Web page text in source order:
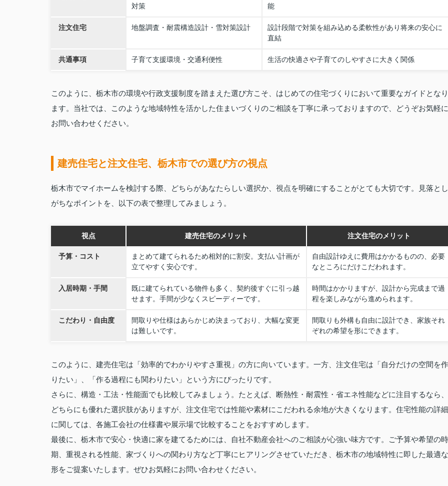
対策
能
注文住宅 地盤調査・耐震構造設計・雪対策設計
設計段階で対策を組み込める柔軟性があり将来の安心に
直結
共通事項 子育て支援環境・交通利便性 生活の快適さや子育てのしやすさに大きく関係
このように、栃木市の環境や行政支援制度を踏まえた選び方こそ、はじめての住宅づくりにおいて重要なガイドとなり
ます。当社では、このような地域特性を活かした住まいづくりのご相談を丁寧に承っておりますので、どうぞお気軽に
お問い合わせください。
建売住宅と注文住宅、栃木市での選び方の視点
栃木市でマイホームを検討する際、どちらがあなたらしい選択か、視点を明確にすることがとても大切です。見落とし
がちなポイントを、以下の表で整理してみましょう。
視点 建売住宅のメリット 注文住宅のメリット
予算・コスト
まとめて建てられるため相対的に割安。支払い計画が
立てやすく安心です。
自由設計ゆえに費用はかかるものの、必要
なところにだけこだわれます。
入居時期・手間
既に建てられている物件も多く、契約後すぐに引っ越
せます。手間が少なくスピーディーです。
時間はかかりますが、設計から完成まで過
程を楽しみながら進められます。
こだわり・自由度
間取りや仕様はあらかじめ決まっており、大幅な変更
は難しいです。
間取りも外構も自由に設計でき、家族それ
ぞれの希望を形にできます。
このように、建売住宅は「効率的でわかりやすさ重視」の方に向いています。一方、注文住宅は「自分だけの空間を作
りたい」、「作る過程にも関わりたい」という方にぴったりです。
さらに、構造・工法・性能面でも比較してみましょう。たとえば、断熱性・耐震性・省エネ性能などに注目するなら、
どちらにも優れた選択肢がありますが、注文住宅では性能や素材にこだわれる余地が大きくなります。住宅性能の詳細
に関しては、各施工会社の仕様書や展示場で比較することをおすすめします。
最後に、栃木市で安心・快適に家を建てるためには、自社不動産会社へのご相談が心強い味方です。ご予算や希望の時
期、重視される性能、家づくりへの関わり方など丁寧にヒアリングさせていただき、栃木市の地域特性に即した最適な
形をご提案いたします。ぜひお気軽にお問い合わせください。